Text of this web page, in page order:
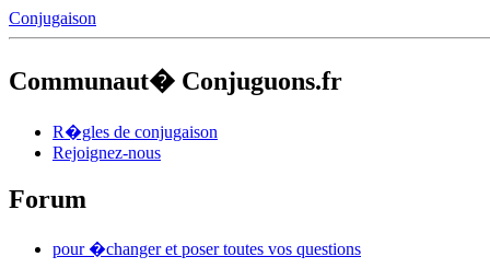
Conjugaison
Communaut� Conjuguons.fr
R�gles de conjugaison
Rejoignez-nous
Forum
pour �changer et poser toutes vos questions